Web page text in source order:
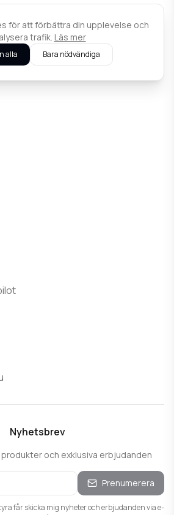
för att förbättra din upplevelse och
trafik. Läs mer
alla Bara nödvändiga
Nyhetsbrev
och exklusiva erbjudanden
Prenumerera
får skicka mig nyheter och erbjudanden via e-